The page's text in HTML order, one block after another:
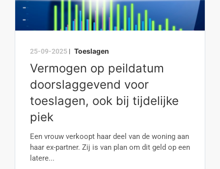
25-09-2025 | Toeslagen
Vermogen op peildatum
doorslaggevend voor
toeslagen, ook bij tijdelijke
piek
Een vrouw verkoopt haar deel van de woning aan
haar ex-partner. Zij is van plan om dit geld op een
latere...